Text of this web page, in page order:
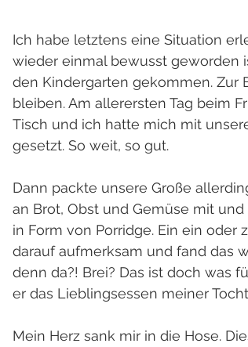
Ich habe letztens eine Situation
wieder einmal bewusst geworden
den Kindergarten gekommen. Zur
bleiben. Am allerersten Tag beim
Tisch und ich hatte mich mit
gesetzt. So weit, so gut.
Dann packte unsere Große
an Brot, Obst und Gemüse mit
in Form von Porridge. Ein ein
darauf aufmerksam und fand das
denn da?! Brei? Das ist doch was
er das Lieblingsessen meiner
Mein Herz sank mir in die Hose.